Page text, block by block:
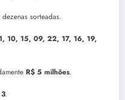
sorteadas.
10, 15, 09, 22, 17, 16, 19,
R$ 5 milhões.
.